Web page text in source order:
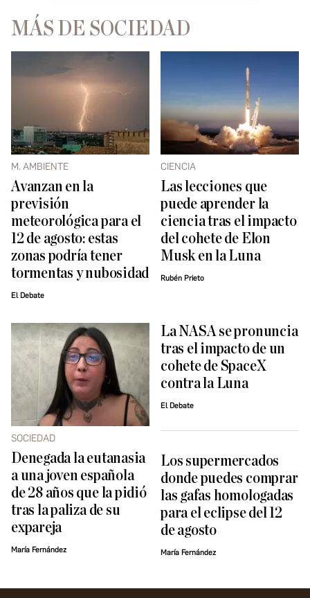
MÁS DE SOCIEDAD
M. AMBIENTE
Avanzan en la
previsión
meteorológica para el
12 de agosto: estas
zonas podría tener
tormentas y nubosidad
El Debate
CIENCIA
Las lecciones que
puede aprender la
ciencia tras el impacto
del cohete de Elon
Musk en la Luna
Rubén Prieto
SOCIEDAD
Denegada la eutanasia
a una joven española
de 28 años que la pidió ​
tras la paliza de su
expareja
María Fernández
La NASA se pronuncia
tras el impacto de un
cohete de SpaceX
contra la Luna
El Debate
Los supermercados
donde puedes comprar
las gafas homologadas
para el eclipse del 12
de agosto
María Fernández